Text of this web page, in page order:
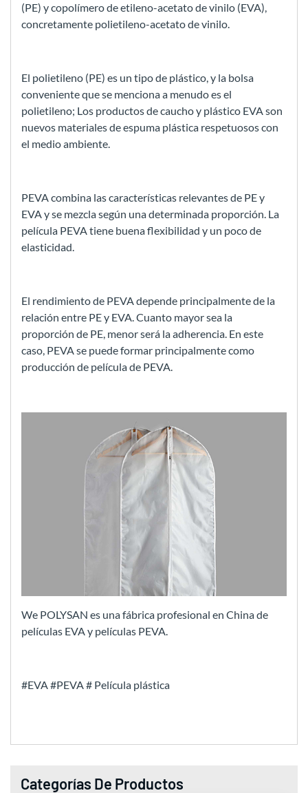
(PE) y copolímero de etileno-acetato de vinilo (EVA),
concretamente polietileno-acetato de vinilo.
El polietileno (PE) es un tipo de plástico, y la bolsa
conveniente que se menciona a menudo es el
polietileno; Los productos de caucho y plástico EVA son
nuevos materiales de espuma plástica respetuosos con
el medio ambiente.
PEVA combina las características relevantes de PE y
EVA y se mezcla según una determinada proporción. La
película PEVA tiene buena flexibilidad y un poco de
elasticidad.
El rendimiento de PEVA depende principalmente de la
relación entre PE y EVA. Cuanto mayor sea la
proporción de PE, menor será la adherencia. En este
caso, PEVA se puede formar principalmente como
producción de película de PEVA.
We POLYSAN es una fábrica profesional en China de
películas EVA y películas PEVA.
#EVA #PEVA # Película plástica
Categorías De Productos